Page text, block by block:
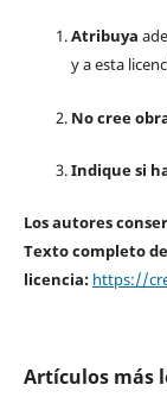
Atribuya
y a esta
No cree
Indique si
Los autores
Texto completo
licencia: https://
Artículos más